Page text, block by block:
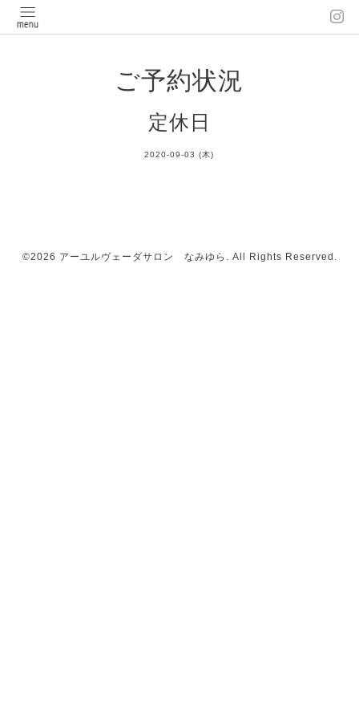
ご予約状況
定休日
2020-09-03 (木)
©2026 アーユルヴェーダサロン なみゆら . All Rights Reserved.